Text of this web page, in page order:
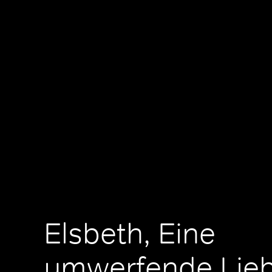
Elsbeth, Eine